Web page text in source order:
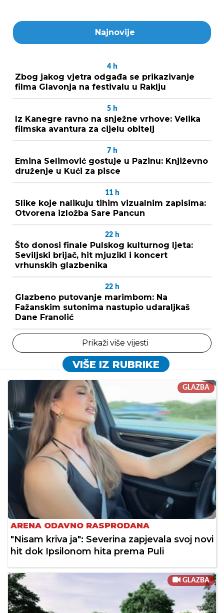
Najnovije
4 h
Zbog jakog vjetra odgađa se prikazivanje
filma Glavonja na festivalu u Raklju
5 h
Iz Kanegre ravno na snježne vrhove: Velika
filmska avantura za cijelu obitelj
7 h
Emina Selimović gostuje u Pazinu: Književno
druženje u Kući za pisce
11 h
Slike koje nalikuju tihim vizualnim zapisima:
Otvorena izložba Sare Pancun
22 h
Što donosi finale Pulskog kulturnog ljeta:
Seviljski brijač, hit mjuzikl i koncert
vrhunskih glazbenika
22 h
Glazbeno putovanje marimbom: Na
Fažanskim sutonima nastupio udaraljkaš
Dane Franolić
Prikaži više vijesti
VIŠE IZ RUBRIKE
GLAZBA
ARENA ODAVNO RASPRODANA
"Nisam kriva ja": Severina zapjevala svoj novi
hit dok Ipsilonom hita prema Puli
GLAZBA